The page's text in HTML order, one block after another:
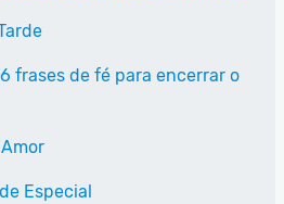
frases de fé para encerrar o
Especial